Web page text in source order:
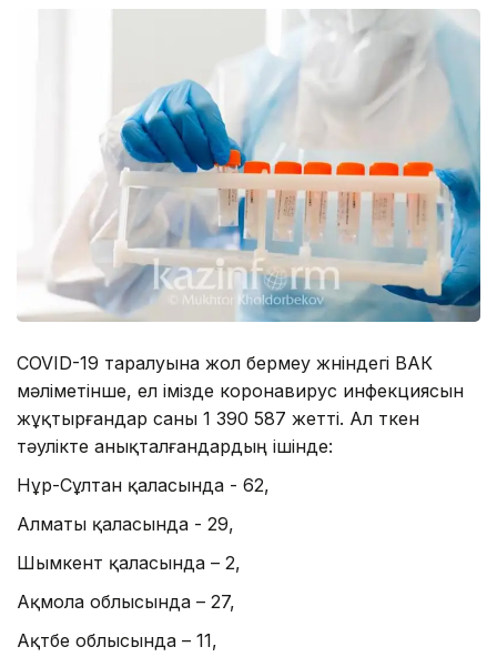
COVID-19 таралуына жол бермеу жөніндегі ВАК
мәліметінше, ел імізде коронавирус инфекциясын
жұқтырғандар саны 1 390 587 жетті. Ал өткен
тәулікте анықталғандардың ішінде:
Нұр-Сұлтан қаласында - 62,
Алматы қаласында - 29,
Шымкент қаласында – 2,
Ақмола облысында – 27,
Ақтөбе облысында – 11,